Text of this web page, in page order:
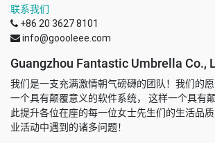
联系我们
+86 20 3627 8101
info@goooleee.com
Guangzhou Fantastic Umbrella Co.,
我们是一支充满激情朝气磅礴的团队！我们的
一个具有颠覆意义的软件系统， 这样一个具有
此提升各位在座的每一位女士先生们的生活品
业活动中遇到的诸多问题！